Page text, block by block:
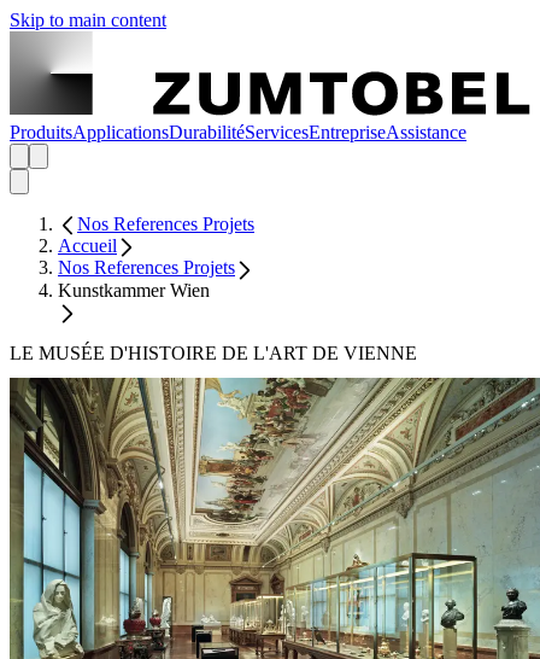
Skip to main content
ProduitsApplicationsDurabilitéServicesEntrepriseAssistance
Nos References Projets
Accueil
Nos References Projets
Kunstkammer Wien
LE MUSÉE D'HISTOIRE DE L'ART DE VIENNE